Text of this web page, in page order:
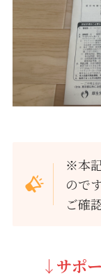
※本
ので
ご確
↓サポ